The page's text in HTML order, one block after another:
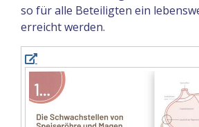
so für alle Beteiligten ein
erreicht werden.